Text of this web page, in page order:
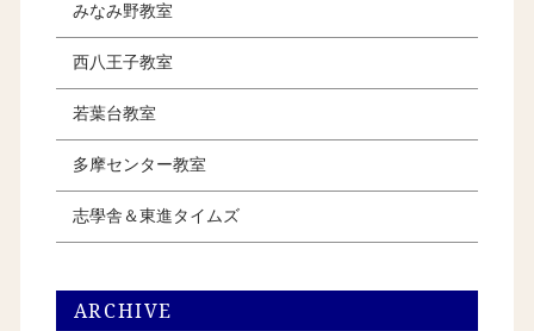
みなみ野教室
西八王子教室
若葉台教室
多摩センター教室
志學舎＆東進タイムズ
ARCHIVE